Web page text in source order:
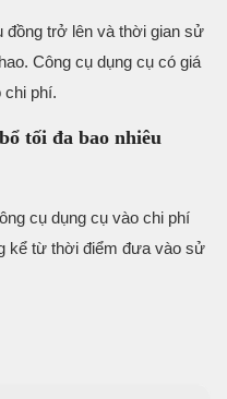
đồng trở lên và thời gian sử
Công cụ dụng cụ có giá
chi phí.
tối đa bao nhiêu
cụ dụng cụ vào chi phí
kể từ thời điểm đưa vào sử